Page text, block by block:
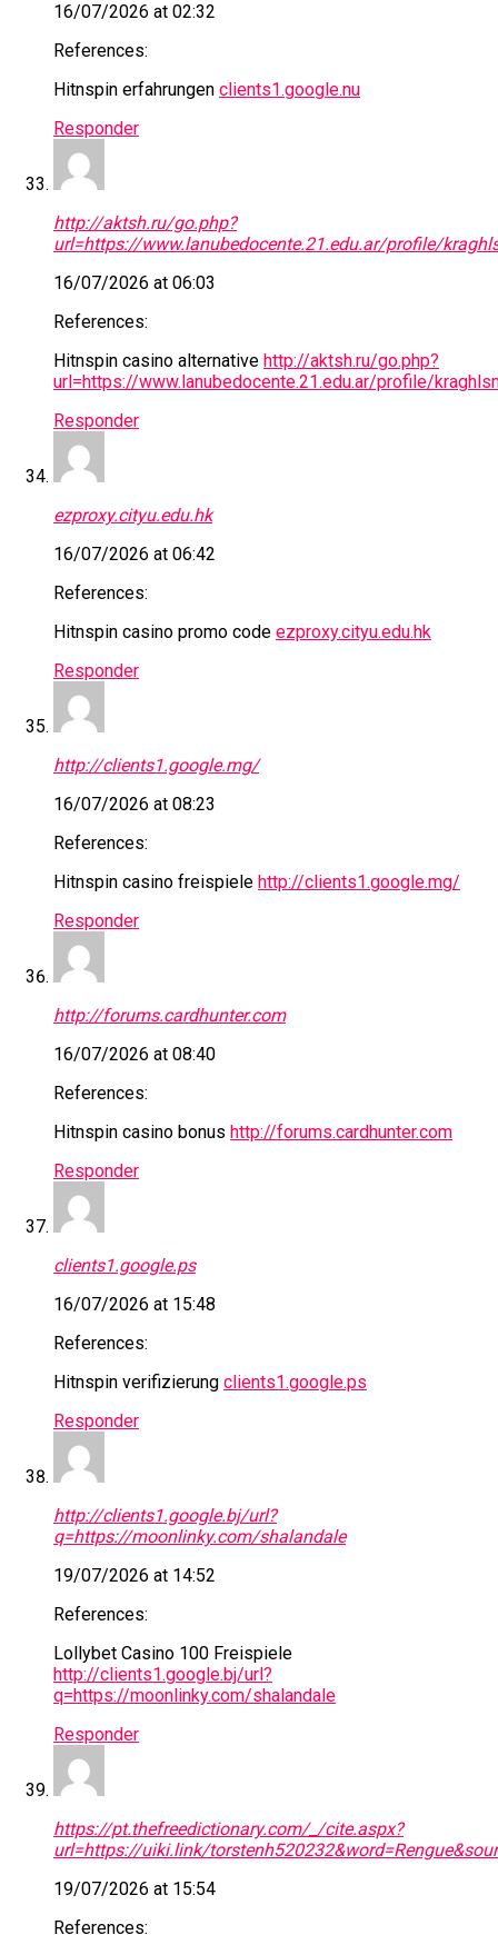
16/07/2026 at 02:32
References:
Hitnspin erfahrungen clients1.google.nu
Responder
http://aktsh.ru/go.php?
url=https://www.lanubedocente.21.edu.ar/profile/
16/07/2026 at 06:03
References:
Hitnspin casino alternative http://aktsh.ru/go.php?
url=https://www.lanubedocente.21.edu.ar/profile/
Responder
ezproxy.cityu.edu.hk
16/07/2026 at 06:42
References:
Hitnspin casino promo code ezproxy.cityu.edu.hk
Responder
http://clients1.google.mg/
16/07/2026 at 08:23
References:
Hitnspin casino freispiele http://clients1.google.mg/
Responder
http://forums.cardhunter.com
16/07/2026 at 08:40
References:
Hitnspin casino bonus http://forums.cardhunter.com
Responder
clients1.google.ps
16/07/2026 at 15:48
References:
Hitnspin verifizierung clients1.google.ps
Responder
http://clients1.google.bj/url?
q=https://moonlinky.com/shalandale
19/07/2026 at 14:52
References:
Lollybet Casino 100 Freispiele
http://clients1.google.bj/url?
q=https://moonlinky.com/shalandale
Responder
https://pt.thefreedictionary.com/_/cite.aspx?
url=https://uiki.link/
19/07/2026 at 15:54
References: